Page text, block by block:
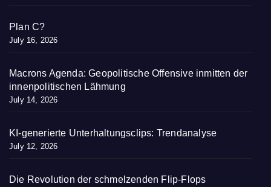
Plan C?
July 16, 2026
Macrons Agenda: Geopolitische Offensive inmitten der
innenpolitischen Lähmung
July 14, 2026
KI-generierte Unterhaltungsclips: Trendanalyse
July 12, 2026
Die Revolution der schmelzenden Flip-Flops